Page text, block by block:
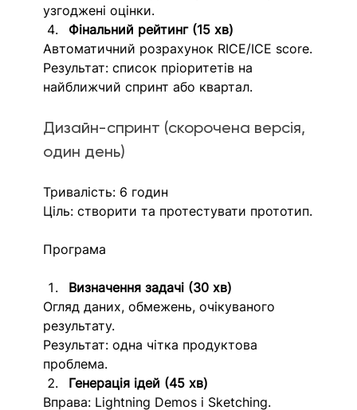
узгоджені оцінки.
Фінальний рейтинг (15 хв)
Автоматичний розрахунок RICE/ICE score.
Результат: список пріоритетів на
найближчий спринт або квартал.
Дизайн-спринт (скорочена версія,
один день)
Тривалість: 6 годин
Ціль: створити та протестувати прототип.
Програма
Визначення задачі (30 хв)
Огляд даних, обмежень, очікуваного
результату.
Результат: одна чітка продуктова
проблема.
Генерація ідей (45 хв)
Вправа: Lightning Demos і Sketching.